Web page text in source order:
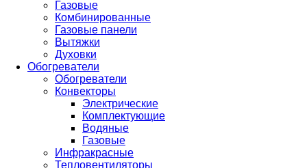
Газовые
Комбинированные
Газовые панели
Вытяжки
Духовки
Обогреватели
Обогреватели
Конвекторы
Электрические
Комплектующие
Водяные
Газовые
Инфракрасные
Тепловентиляторы